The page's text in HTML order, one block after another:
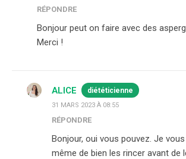
RÉPONDRE
Bonjour peut on faire avec des
Merci !
ALICE diététicienne
31 MARS 2023 À 08:55
RÉPONDRE
Bonjour, oui vous pouvez. Je
même de bien les rincer avant de